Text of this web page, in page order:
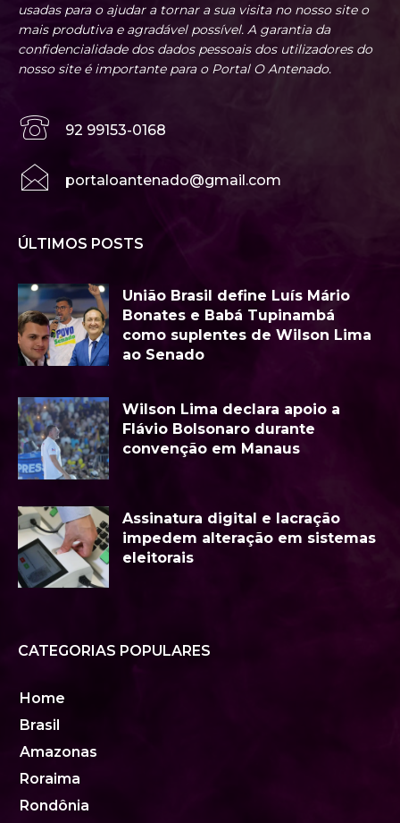
usadas para o ajudar a tornar a sua visita no nosso site o
mais produtiva e agradável possível. A garantia da
confidencialidade dos dados pessoais dos utilizadores do
nosso site é importante para o Portal O Antenado.
92 99153-0168
portaloantenado@gmail.com
ÚLTIMOS POSTS
União Brasil define Luís Mário
Bonates e Babá Tupinambá
como suplentes de Wilson Lima
ao Senado
Wilson Lima declara apoio a
Flávio Bolsonaro durante
convenção em Manaus
Assinatura digital e lacração
impedem alteração em sistemas
eleitorais
CATEGORIAS POPULARES
Home
Brasil
Amazonas
Roraima
Rondônia